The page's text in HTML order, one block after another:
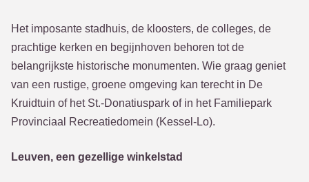
Het imposante stadhuis, de kloosters, de colleges, de
prachtige kerken en begijnhoven behoren tot de
belangrijkste historische monumenten. Wie graag geniet
van een rustige, groene omgeving kan terecht in De
Kruidtuin of het St.-Donatiuspark of in het Familiepark
Provinciaal Recreatiedomein (Kessel-Lo).
Leuven, een gezellige winkelstad